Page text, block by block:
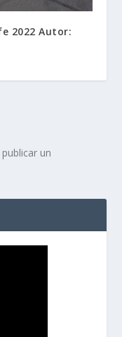
2022 Autor:
un